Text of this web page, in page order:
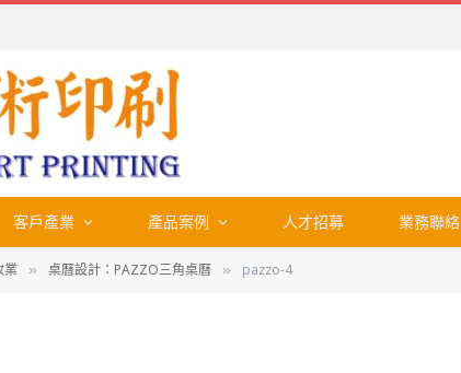
客戶產業 產品案例 人才招募 業務聯絡
業 » 桌曆設計：PAZZO三角桌曆 » pazzo-4